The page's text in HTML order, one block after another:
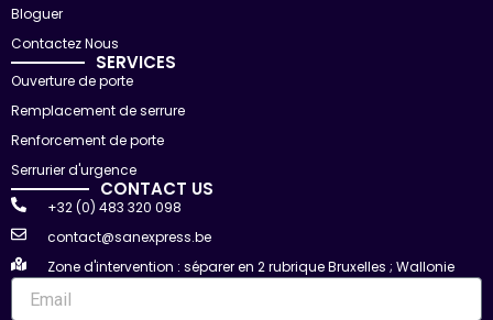
r
Bloguer
Contactez Nous
SERVICES
Ouverture de porte
Remplacement de serrure
Renforcement de porte
Serrurier d'urgence
CONTACT US
+32 (0) 483 320 098
contact@sanexpress.be
Zone d'intervention : séparer en 2 rubrique Bruxelles ; Wallonie